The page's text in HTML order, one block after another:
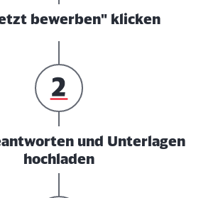
bewerben" klicken
und Unterlagen
hochladen